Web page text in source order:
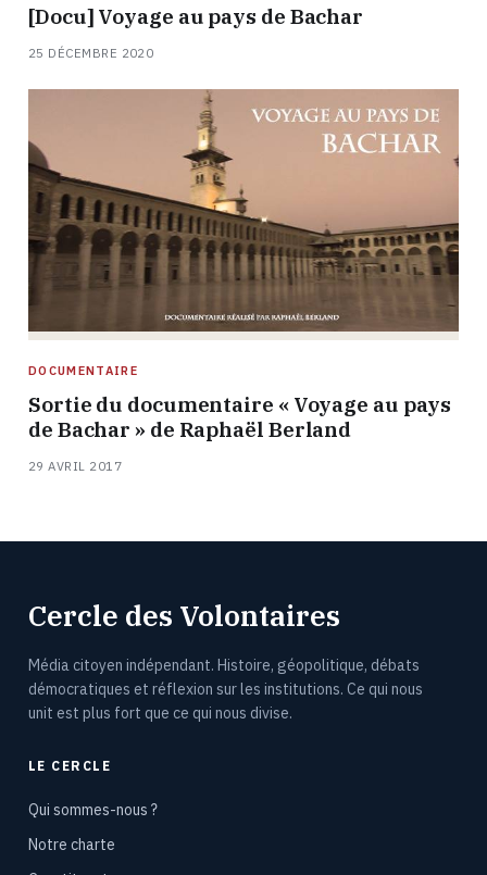
[Docu] Voyage au pays de Bachar
25 DÉCEMBRE 2020
DOCUMENTAIRE
Sortie du documentaire « Voyage au pays
de Bachar » de Raphaël Berland
29 AVRIL 2017
Cercle des Volontaires
Média citoyen indépendant. Histoire, géopolitique, débats
démocratiques et réflexion sur les institutions. Ce qui nous
unit est plus fort que ce qui nous divise.
LE CERCLE
Qui sommes-nous ?
Notre charte